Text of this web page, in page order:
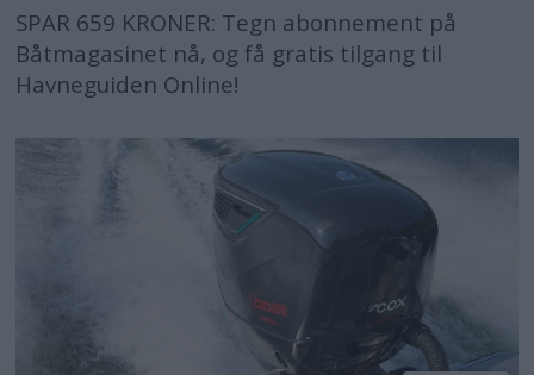
SPAR 659 KRONER: Tegn abonnement på
Båtmagasinet nå, og få gratis tilgang til
Havneguiden Online!